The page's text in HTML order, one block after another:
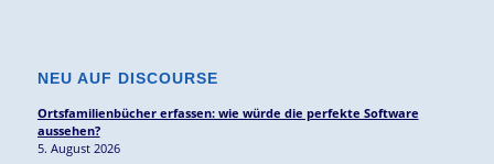
NEU AUF DISCOURSE
Ortsfamilienbücher erfassen: wie würde die perfekte Software
aussehen?
5. August 2026